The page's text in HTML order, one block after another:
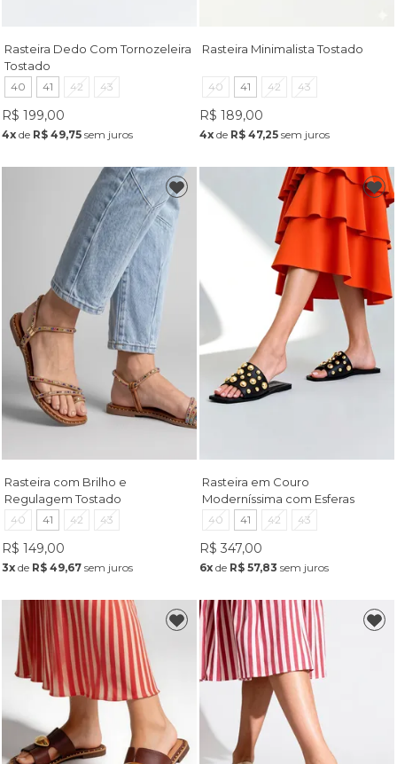
Rasteira Dedo Com Tornozeleira
Tostado
40 41 42 43
R$ 199,00
4xde R$ 49,75sem juros
Rasteira Minimalista Tostado
40 41 42 43
R$ 189,00
4x de R$ 47,25 sem juros
Rasteira com Brilho e
Regulagem Tostado
40 41 42 43
R$ 149,00
3xde R$ 49,67sem juros
Rasteira em Couro
Moderníssima com Esferas
Cromadas Preto
40 41 42 43
R$ 347,00
6x de R$ 57,83 sem juros